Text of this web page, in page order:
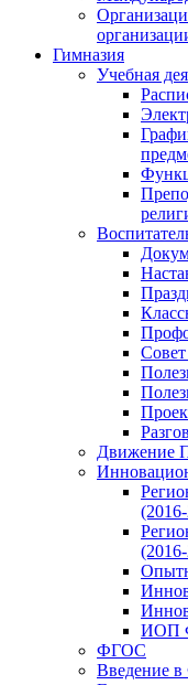
Гимназия
Учебная
Движение
ИОП
ФГОС
Введение